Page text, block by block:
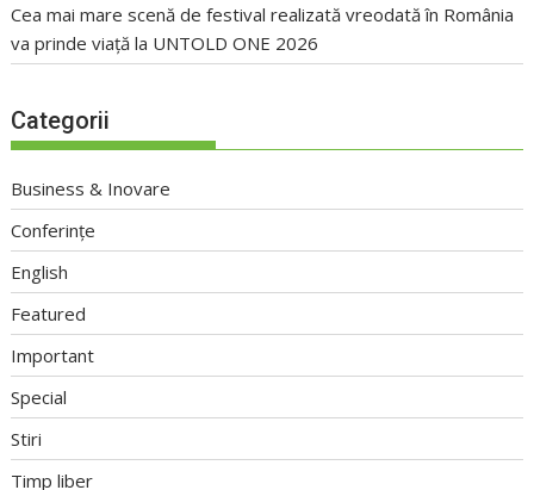
Cea mai mare scenă de festival realizată vreodată în România
va prinde viață la UNTOLD ONE 2026
Categorii
Business & Inovare
Conferințe
English
Featured
Important
Special
Stiri
Timp liber